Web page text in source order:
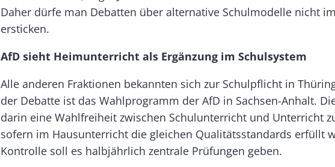
Daher dürfe man Debatten über alternative Schulmodelle nicht
ersticken.
AfD sieht Heimunterricht als Ergänzung im Schulsystem
Alle anderen Fraktionen bekannten sich zur Schulpflicht in
der Debatte ist das Wahlprogramm der AfD in Sachsen-Anhalt.
darin eine Wahlfreiheit zwischen Schulunterricht und Unterricht
sofern im Hausunterricht die gleichen Qualitätsstandards erfüllt
Kontrolle soll es halbjährlich zentrale Prüfungen geben.